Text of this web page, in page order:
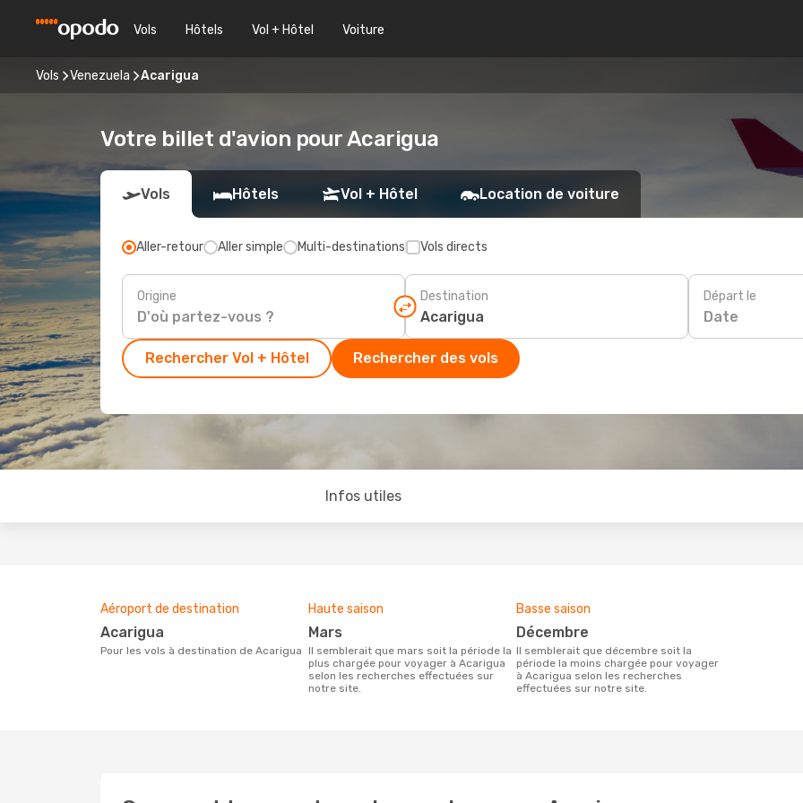
Vols Hôtels Vol + Hôtel Voiture
Vols Venezuela Acarigua
Votre billet d'avion pour Acarigua
Vols Hôtels Vol + Hôtel Location de voiture
Aller-retour Aller simple Multi-destinations Vols directs
Origine Destination Départ le
Date
Rechercher Vol + Hôtel Rechercher des vols
Infos utiles
Aéroport de destination
Acarigua
Pour les vols à destination de Acarigua
Haute saison
mars
Il semblerait que mars soit la période la
plus chargée pour voyager à Acarigua
selon les recherches effectuées sur
notre site.
Basse saison
décembre
Il semblerait que décembre soit la
période la moins chargée pour voyager
à Acarigua selon les recherches
effectuées sur notre site.